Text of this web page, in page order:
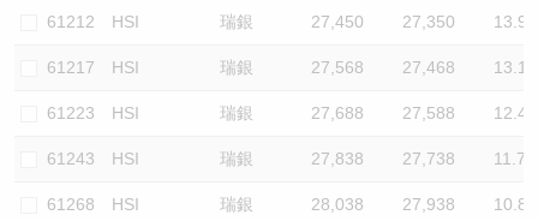
61212 HSI 瑞銀 27,450 27,350 13.9
61217 HSI 瑞銀 27,568 27,468 13.1
61223 HSI 瑞銀 27,688 27,588 12.4
61243 HSI 瑞銀 27,838 27,738 11.7
61268 HSI 瑞銀 28,038 27,938 10.8